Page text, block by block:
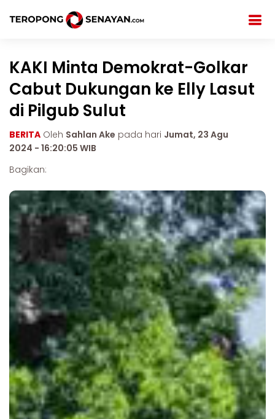
KAKI Minta Demokrat-Golkar
Cabut Dukungan ke Elly Lasut
di Pilgub Sulut
BERITA Oleh Sahlan Ake pada hari Jumat, 23 Agu
2024 - 16:20:05 WIB
Bagikan: